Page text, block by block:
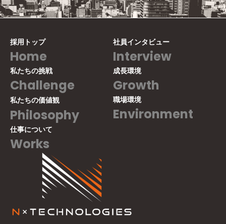
採用トップ
Home
私たちの挑戦
Challenge
私たちの価値観
Philosophy
仕事について
Works
社員インタビュー
Interview
成長環境
Growth
職場環境
Environment